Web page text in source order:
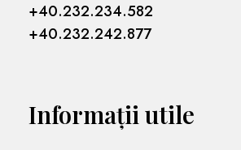
+40.232.234.582
+40.232.242.877
Informații utile